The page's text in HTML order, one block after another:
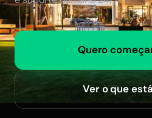
Quero
Ver o que